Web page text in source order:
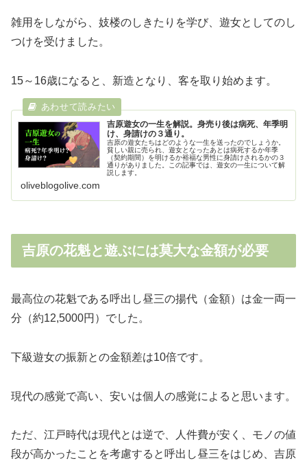
雑用をしながら、妓楼のしきたりを学び、遊女としてのし
つけを受けました。
15～16歳になると、新造となり、客を取り始めます。
吉原遊女の一生を解説。身売り後は病死、年季明
け、身請けの３通り。
吉原の遊女たちはどのような一生を送ったのでしょうか。
貧しい親に売られ、遊女となったあとは病死するか年季
（契約期間）を明けるか裕福な男性に身請けされるかの３
通りがありました。この記事では、遊女の一生について解
説します。
oliveblogolive.com
吉原の花魁と遊ぶには莫大な金額が必要
最高位の花魁である呼出し昼三の揚代（金額）は金一両一
分（約12,5000円）でした。
下級遊女の振新との金額差は10倍です。
現代の感覚で高い、安いは個人の感覚によると思います。
ただ、江戸時代は現代とは逆で、人件費が安く、モノの値
段が高かったことを考慮すると呼出し昼三をはじめ、吉原